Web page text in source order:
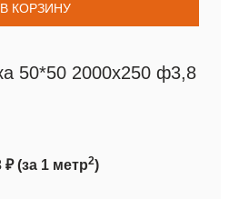
В КОРЗИНУ
50*50 2000х250 ф3,8
₽(за 1 метр2)